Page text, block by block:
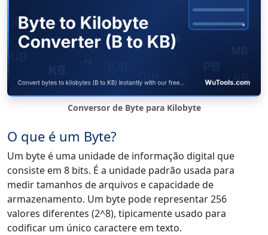
Conversor de Byte para Kilobyte
O que é um Byte?
Um byte é uma unidade de informação digital que
consiste em 8 bits. É a unidade padrão usada para
medir tamanhos de arquivos e capacidade de
armazenamento. Um byte pode representar 256
valores diferentes (2^8), tipicamente usado para
codificar um único caractere em texto.